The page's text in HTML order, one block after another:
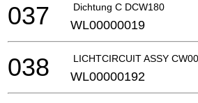
Dichtung C DCW180
037 WL00000019
LICHTCIRCUIT ASSY
038 WL00000192